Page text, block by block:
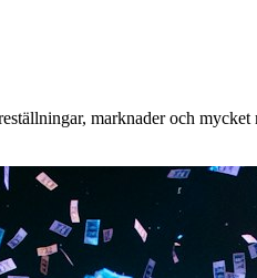
marknader och